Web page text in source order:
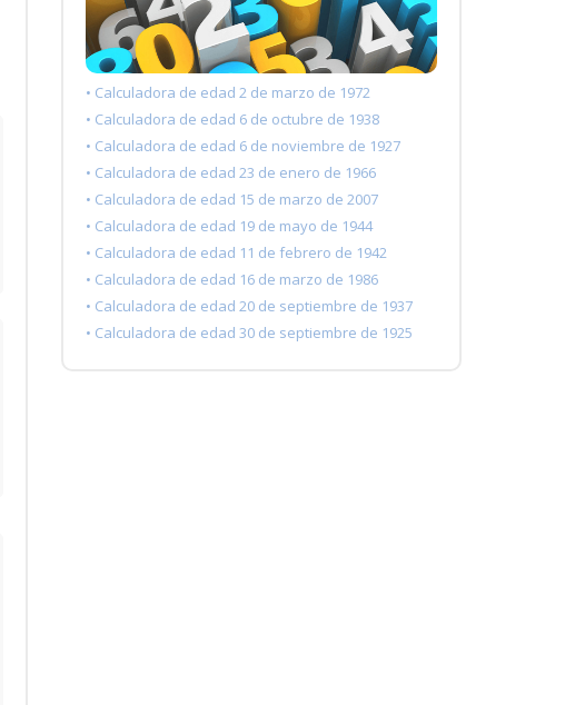
• Calculadora de edad 2 de marzo de 1972
• Calculadora de edad 6 de octubre de 1938
• Calculadora de edad 6 de noviembre de 1927
• Calculadora de edad 23 de enero de 1966
• Calculadora de edad 15 de marzo de 2007
• Calculadora de edad 19 de mayo de 1944
• Calculadora de edad 11 de febrero de 1942
• Calculadora de edad 16 de marzo de 1986
• Calculadora de edad 20 de septiembre de 1937
• Calculadora de edad 30 de septiembre de 1925